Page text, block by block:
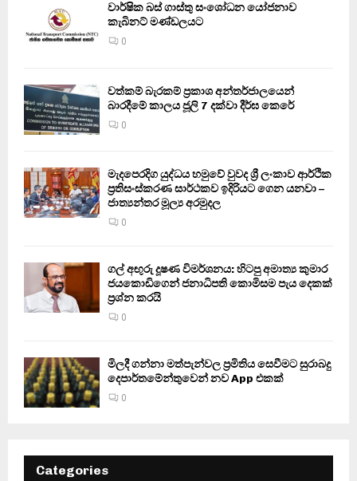
වාර්ෂික බස් ගාස්තු සංශෝධන යෝජනාව
කැබිනට් මණ්ඩලයට
0
වත්කම් බැරකම් ප්‍රකාශ අන්තර්ජාලයෙන්
බාරදීමේ කාලය ජූලි 7 දක්වා දීර්ඝ කෙරේ
0
මැදපෙරදිග යුද්ධය හමුවේ වුවද ශ්‍රී ලංකාව ආර්ථික
ප්‍රතිසංස්කරණ සාර්ථකව ඉදිරියට ගෙන යනවා –
ජාත්‍යන්තර මූල්‍ය අරමුදල
0
ගල් අඟුරු දූෂණ විමර්ශනය: හිටපු අමාත්‍ය කුමාර
ජයකොඩිගෙන් ජනාධිපති කොමිසම පැය දෙකක්
ප්‍රශ්න කරයි
0
මිලදී ගන්නා මත්පැන්වල ප්‍රමිතිය සෙවීමට සුරාබදු
දෙපාර්තමේන්තුවෙන් නව App එකක්
0
Categories